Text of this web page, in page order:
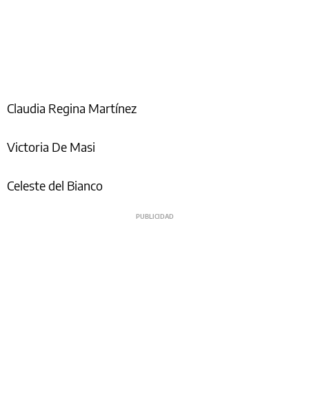
Claudia Regina Martínez
Victoria De Masi
Celeste del Bianco